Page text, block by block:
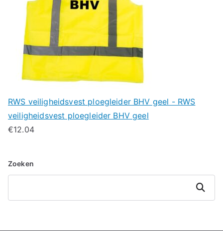
RWS veiligheidsvest ploegleider BHV geel - RWS
veiligheidsvest ploegleider BHV geel
€12.04
Zoeken
Zoeken